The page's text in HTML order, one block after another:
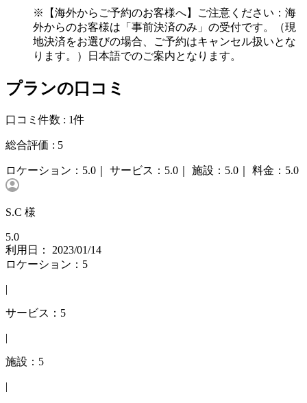
※【海外からご予約のお客様へ】ご注意ください：海
外からのお客様は「事前決済のみ」の受付です。（現
地決済をお選びの場合、ご予約はキャンセル扱いとな
ります。）日本語でのご案内となります。
プランの口コミ
口コミ件数 : 1件
総合評価 : 5
ロケーション： 5.0｜ サービス： 5.0｜ 施設： 5.0｜ 料金： 5.0
S.C 様
5.0
利用日： 2023/01/14
ロケーション：5
|
サービス：5
|
施設：5
|